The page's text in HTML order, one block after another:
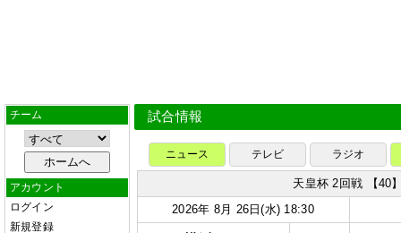
チーム
アカウント
ログイン
新規登録
試合情報
ニュース テレビ ラジオ
天皇杯 2回戦 【40
2026年 8月 26日(水) 18:30